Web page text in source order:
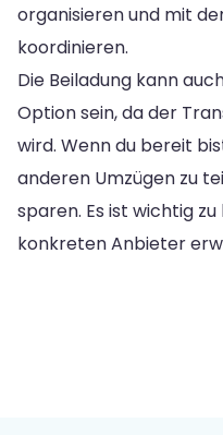
organisieren und mit
koordinieren.
Die Beiladung kann
Option sein, da der
wird. Wenn du bereit
anderen Umzügen zu
sparen. Es ist wichtig
konkreten Anbieter